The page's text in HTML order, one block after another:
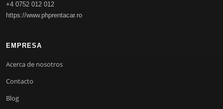
+4 0752 012 012
https://www.phprentacar.ro
EMPRESA
Acerca de nosotros
Contacto
Blog